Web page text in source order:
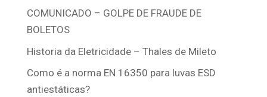
COMUNICADO – GOLPE DE FRAUDE DE
BOLETOS
Historia da Eletricidade – Thales de Mileto
Como é a norma EN 16350 para luvas ESD
antiestáticas?